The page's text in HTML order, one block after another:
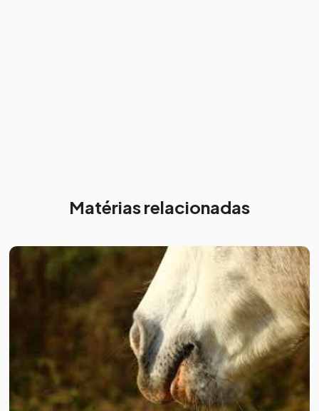
Matérias relacionadas